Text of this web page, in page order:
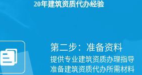
20年建筑资质代办经验
第二步：准备资料
提供专业建筑资质办理指导
准备建筑资质代办所需材料